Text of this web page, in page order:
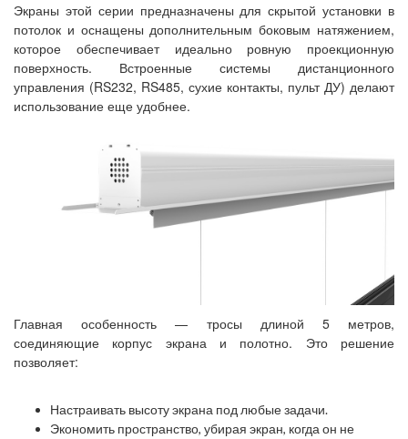
Экраны этой серии предназначены для скрытой установки в
потолок и оснащены дополнительным боковым натяжением,
которое обеспечивает идеально ровную проекционную
поверхность. Встроенные системы дистанционного
управления (RS232, RS485, сухие контакты, пульт ДУ) делают
использование еще удобнее.
Главная особенность — тросы длиной 5 метров,
соединяющие корпус экрана и полотно. Это решение
позволяет:
Настраивать высоту экрана под любые задачи.
Экономить пространство, убирая экран, когда он не